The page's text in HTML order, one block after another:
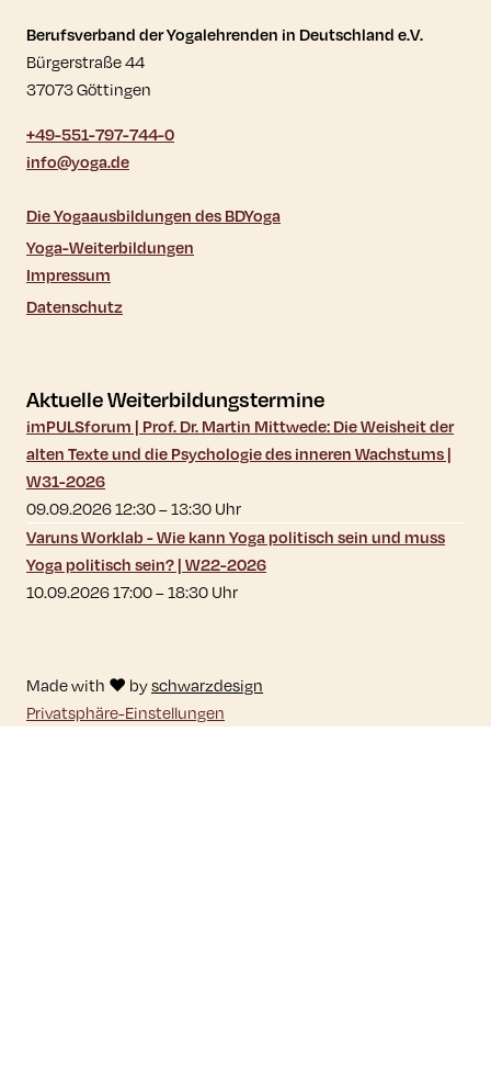
Kontaktdaten und weitere Links
Berufsverband der Yogalehrenden in Deutschland e.V.
Bürgerstraße 44
37073 Göttingen
+49-551-797-744-0
info@yoga.de
Die Yogaausbildungen des BDYoga
Yoga-Weiterbildungen
Impressum
Datenschutz
Aktuelle Weiterbildungstermine
imPULSforum | Prof. Dr. Martin Mittwede: Die Weisheit der
alten Texte und die Psychologie des inneren Wachstums |
W31-2026
09.09.2026 12:30–13:30Uhr
Varuns Worklab - Wie kann Yoga politisch sein und muss
Yoga politisch sein? | W22-2026
10.09.2026 17:00–18:30Uhr
Made with ♥ byschwarzdesign
Privatsphäre-Einstellungen